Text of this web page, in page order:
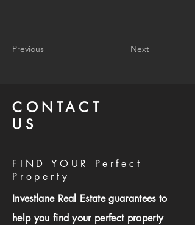
Previous Next
CONTACT
US
FIND YOUR Perfect
Property
Investlane Real Estate guarantees to
help you find your perfect property